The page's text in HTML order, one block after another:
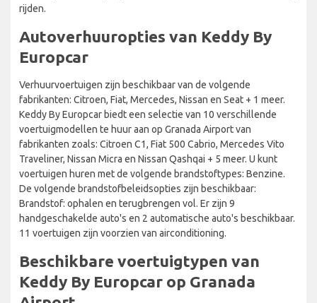
rijden.
Autoverhuuropties van Keddy By
Europcar
Verhuurvoertuigen zijn beschikbaar van de volgende
fabrikanten: Citroen, Fiat, Mercedes, Nissan en Seat + 1 meer.
Keddy By Europcar biedt een selectie van 10 verschillende
voertuigmodellen te huur aan op Granada Airport van
fabrikanten zoals: Citroen C1, Fiat 500 Cabrio, Mercedes Vito
Traveliner, Nissan Micra en Nissan Qashqai + 5 meer. U kunt
voertuigen huren met de volgende brandstoftypes: Benzine.
De volgende brandstofbeleidsopties zijn beschikbaar:
Brandstof: ophalen en terugbrengen vol. Er zijn 9
handgeschakelde auto's en 2 automatische auto's beschikbaar.
11 voertuigen zijn voorzien van airconditioning.
Beschikbare voertuigtypen van
Keddy By Europcar op Granada